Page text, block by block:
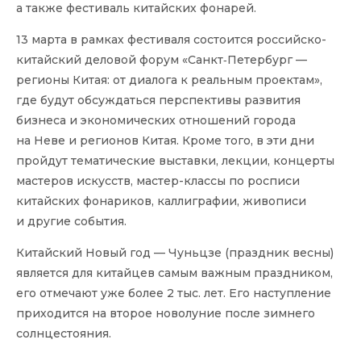
а также фестиваль китайских фонарей.
13 марта в рамках фестиваля состоится российско-
китайский деловой форум «Санкт‑Петербург —
регионы Китая: от диалога к реальным проектам»,
где будут обсуждаться перспективы развития
бизнеса и экономических отношений города
на Неве и регионов Китая. Кроме того, в эти дни
пройдут тематические выставки, лекции, концерты
мастеров искусств, мастер-классы по росписи
китайских фонариков, каллиграфии, живописи
и другие события.
Китайский Новый год — Чуньцзе (праздник весны)
является для китайцев самым важным праздником,
его отмечают уже более 2 тыс. лет. Его наступление
приходится на второе новолуние после зимнего
солнцестояния.